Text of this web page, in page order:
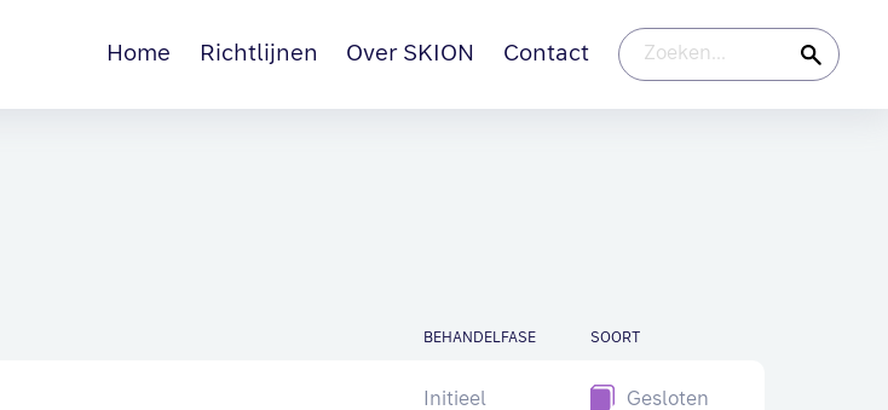
Home Richtlijnen Over SKION Contact
BEHANDELFASE SOORT
Initieel
Gesloten